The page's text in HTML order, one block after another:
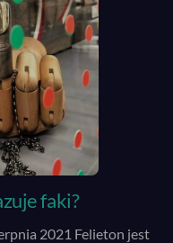
faki?
2021 Felieton jest